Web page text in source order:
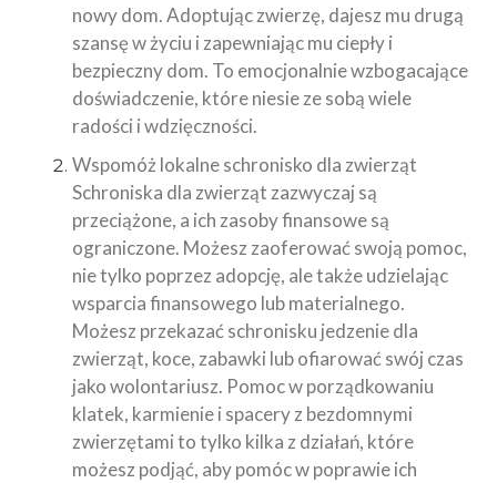
nowy dom. Adoptując zwierzę, dajesz mu drugą
szansę w życiu i zapewniając mu ciepły i
bezpieczny dom. To emocjonalnie wzbogacające
doświadczenie, które niesie ze sobą wiele
radości i wdzięczności.
Wspomóż lokalne schronisko dla zwierząt
Schroniska dla zwierząt zazwyczaj są
przeciążone, a ich zasoby finansowe są
ograniczone. Możesz zaoferować swoją pomoc,
nie tylko poprzez adopcję, ale także udzielając
wsparcia finansowego lub materialnego.
Możesz przekazać schronisku jedzenie dla
zwierząt, koce, zabawki lub ofiarować swój czas
jako wolontariusz. Pomoc w porządkowaniu
klatek, karmienie i spacery z bezdomnymi
zwierzętami to tylko kilka z działań, które
możesz podjąć, aby pomóc w poprawie ich